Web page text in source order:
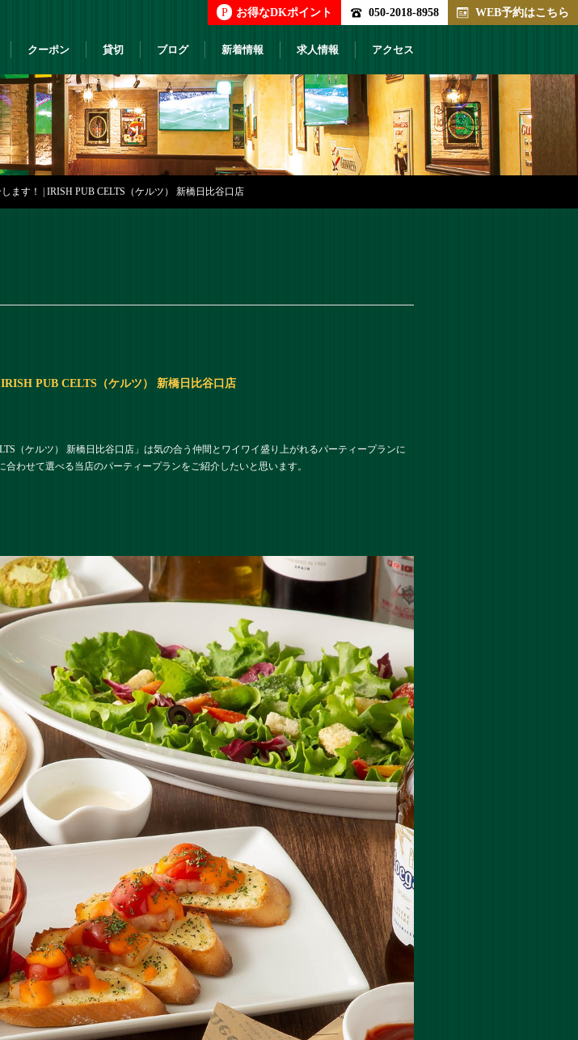
P お得なDKポイント 050-2018-8958 WEB予約はこちら
クーポン 貸切 ブログ 新着情報 求人情報 アクセス
ます！ | IRISH PUB CELTS（ケルツ） 新橋日比谷口店
PUB CELTS（ケルツ） 新橋日比谷口店
（ケルツ） 新橋日比谷口店」は気の合う仲間とワイワイ盛り上がれるパーティープランに
わせて選べる当店のパーティープランをご紹介したいと思います。